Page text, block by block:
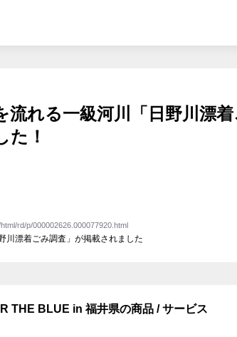
流れる一級河川「日野川漂
た！
rd/p/000002626.000077920.html
漂着ごみ調査」が掲載されました
THE BLUE in 福井県の商品 / サービス